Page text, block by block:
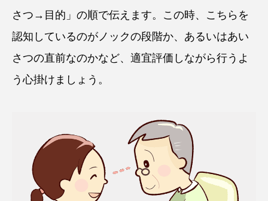
さつ→目的」の順で伝えます。この時、こちらを
認知しているのがノックの段階か、あるいはあい
さつの直前なのかなど、適宜評価しながら行うよ
う心掛けましょう。